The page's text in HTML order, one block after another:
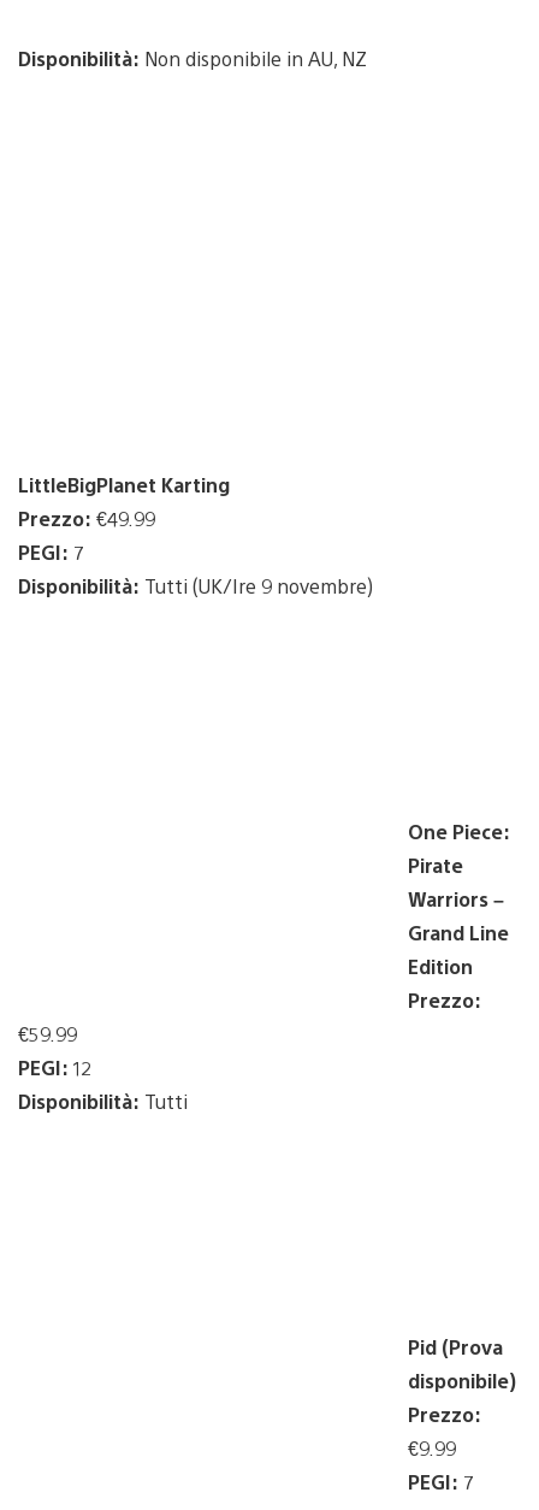
Disponibilità: Non disponibile in AU, NZ
LittleBigPlanet Karting
Prezzo: €49.99
PEGI: 7
Disponibilità: Tutti (UK/Ire 9 novembre)
One Piece:
Pirate
Warriors –
Grand Line
Edition
Prezzo:
€59.99
PEGI: 12
Disponibilità: Tutti
Pid (Prova
disponibile)
Prezzo:
€9.99
PEGI: 7